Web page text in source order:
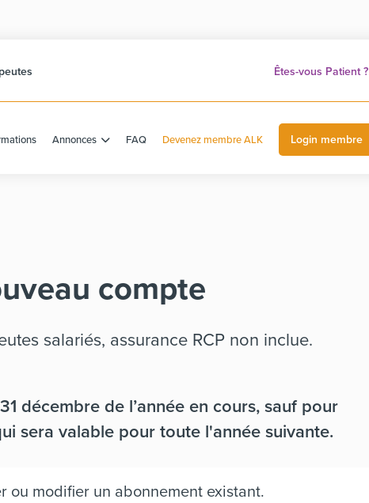
Êtes-vous Patient ?
Annonces FAQ Devenez membre ALK Login membre
compte
salariés, assurance RCP non inclue.
décembre de l’année en cours, sauf pour
sera valable pour toute l'année suivante.
ou modifier un abonnement existant.